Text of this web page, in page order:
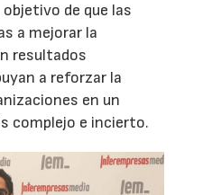
de que las
a mejorar la
resultados
a reforzar la
en un
complejo e incierto.